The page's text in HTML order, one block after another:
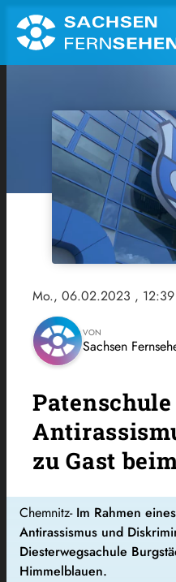
Mo., 06.02.2023 ,
VON
Sachsen
zu Gast
Chemnitz- Im Rahmen
Antirassismus und
Diesterwegsachule
Himmelblauen.